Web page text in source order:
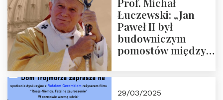
Łuczewski: „Jan
Paweł II był
budowniczym
pomostów między
29/03/2025